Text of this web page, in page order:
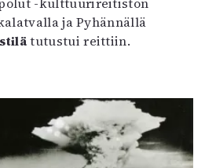
ja Pyhännällä
tutustui reittiin.